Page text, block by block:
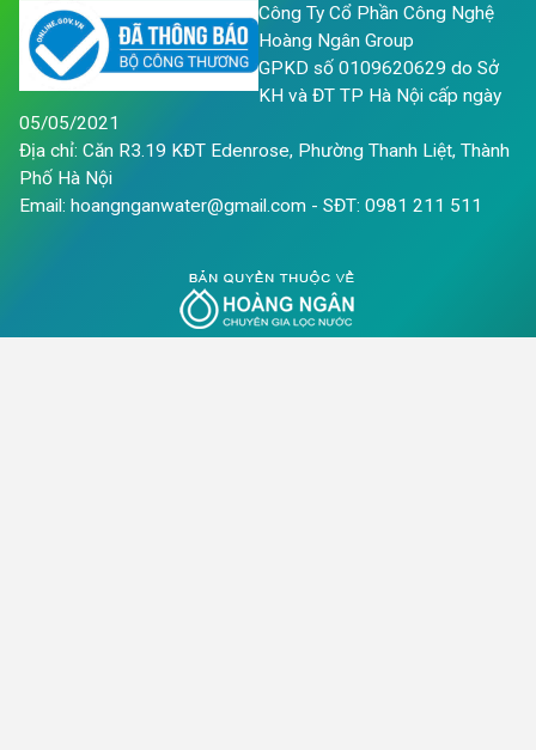
Công Ty Cổ Phần Công Nghệ
Hoàng Ngân Group
GPKD số 0109620629 do Sở
KH và ĐT TP Hà Nội cấp ngày
05/05/2021
Địa chỉ: Căn R3.19 KĐT Edenrose, Phường Thanh Liệt, Thành
Phố Hà Nội
Email: hoangnganwater@gmail.com - SĐT: 0981 211 511